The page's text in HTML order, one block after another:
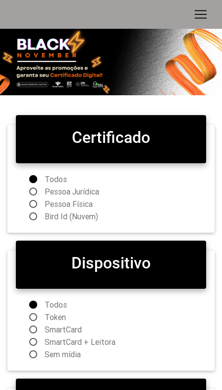
Certificado
Todos
Pessoa Jurídica
Pessoa Física
Bird Id (Nuvem)
Dispositivo
Todos
Token
SmartCard
SmartCard + Leitora
Sem mídia